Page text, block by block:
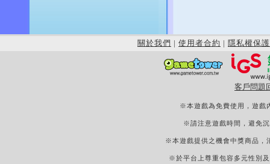
關於我們 | 使用者合約 | 隱私權保護
客戶問題
※本遊戲為免費使用，遊戲
※請注意遊戲時間，避免
※本遊戲提供之機會中獎商品，
※於平台上尊重包容多元性別